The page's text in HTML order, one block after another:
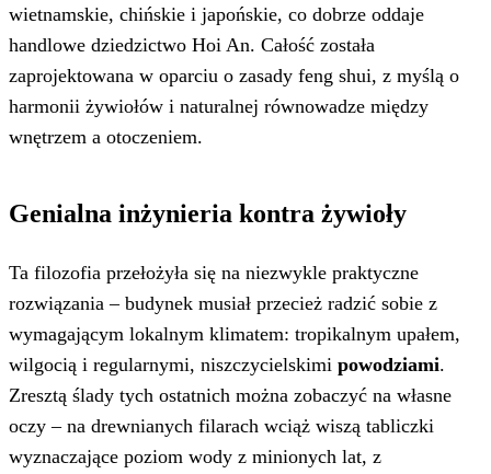
wietnamskie, chińskie i japońskie, co dobrze oddaje
handlowe dziedzictwo Hoi An. Całość została
zaprojektowana w oparciu o zasady feng shui, z myślą o
harmonii żywiołów i naturalnej równowadze między
wnętrzem a otoczeniem.
Genialna inżynieria kontra żywioły
Ta filozofia przełożyła się na niezwykle praktyczne
rozwiązania – budynek musiał przecież radzić sobie z
wymagającym lokalnym klimatem: tropikalnym upałem,
wilgocią i regularnymi, niszczycielskimi powodziami.
Zresztą ślady tych ostatnich można zobaczyć na własne
oczy – na drewnianych filarach wciąż wiszą tabliczki
wyznaczające poziom wody z minionych lat, z